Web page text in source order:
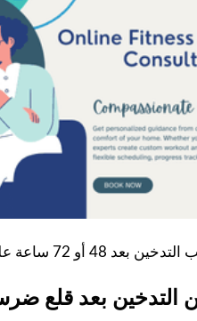
التدخين بعد قلع